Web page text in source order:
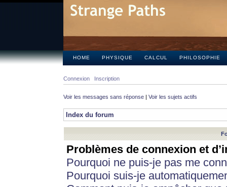
HOME PHYSIQUE CALCUL PHILOSOPHIE
Connexion Inscription
Voir les messages sans réponse | Voir les sujets actifs
Index du forum
Problèmes de connexion et
Pourquoi ne puis-je pas me
Pourquoi suis-je